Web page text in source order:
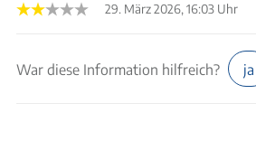
29. März 2026, 16:03 Uhr
War diese Information hilfreich? ja